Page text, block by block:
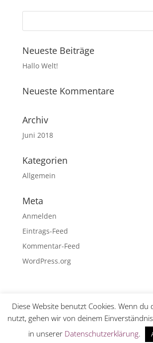
Neueste Beiträge
Hallo Welt!
Neueste Kommentare
Archiv
Juni 2018
Kategorien
Allgemein
Meta
Anmelden
Eintrags-Feed
Kommentar-Feed
WordPress.org
© Reitsport Michi Mayer · Realisation
Pietsch
Diese Website benutzt Cookies. Wenn du
nutzt, gehen wir von deinem
in unserer Datenschutzerklärung.